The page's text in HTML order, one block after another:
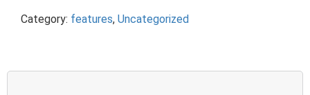
Category: features, Uncategorized